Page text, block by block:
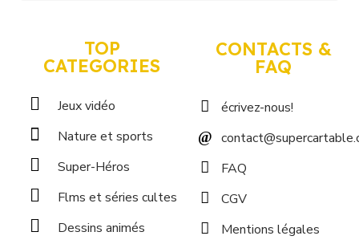
TOP
CATEGORIES
Jeux vidéo
Nature et sports
Super-Héros
Flms et séries cultes
Dessins animés
CONTACTS &
FAQ
écrivez-nous!
FAQ
CGV
Mentions légales